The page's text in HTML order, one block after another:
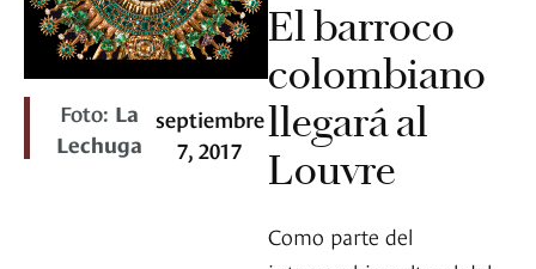
Foto: La
Lechuga
septiembre
7, 2017
El barroco
colombiano
llegará al
Louvre
Como parte del